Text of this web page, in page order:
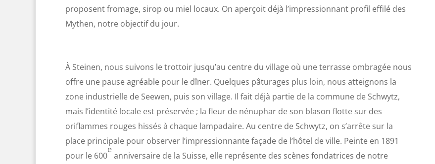
proposent fromage, sirop ou miel locaux. On aperçoit déjà l’impressionnant profil effilé des
Mythen, notre objectif du jour.
À Steinen, nous suivons le trottoir jusqu’au centre du village où une terrasse ombragée nous
offre une pause agréable pour le dîner. Quelques pâturages plus loin, nous atteignons la
zone industrielle de Seewen, puis son village. Il fait déjà partie de la commune de Schwytz,
mais l’identité locale est préservée ; la fleur de nénuphar de son blason flotte sur des
oriflammes rouges hissés à chaque lampadaire. Au centre de Schwytz, on s’arrête sur la
place principale pour observer l’impressionnante façade de l’hôtel de ville. Peinte en 1891
pour le 600
e
anniversaire de la Suisse, elle représente des scènes fondatrices de notre